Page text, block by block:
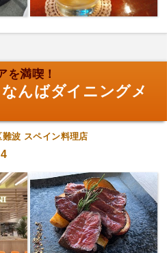
を満喫！
んばダイニングメ
難波 スペイン料理店